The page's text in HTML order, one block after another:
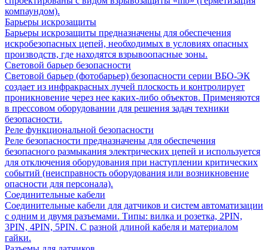
компаундом).
Барьеры искрозащиты
Барьеры искрозащиты предназначены для обеспечения
искробезопасных цепей, необходимых в условиях опасных
производств, где находятся взрывоопасные зоны.
Световой барьер безопасности
Световой барьер (фотобарьер) безопасности серии ВБО-ЭК
создает из инфракрасных лучей плоскость и контролирует
проникновение через нее каких-либо объектов. Применяются
в прессовом оборудовании для решения задач техники
безопасности.
Реле функциональной безопасности
Реле безопасности предназначены для обеспечения
безопасного размыкания электрических цепей и используется
для отключения оборудования при наступлении критических
событий (неисправность оборудования или возникновение
опасности для персонала).
Соединительные кабели
Соединительные кабели для датчиков и систем автоматизации
с одним и двумя разъемами. Типы: вилка и розетка, 2PIN,
3PIN, 4PIN, 5PIN. С разной длиной кабеля и материалом
гайки.